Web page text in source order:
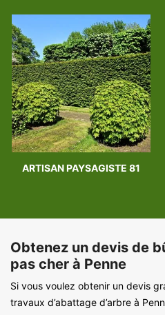
ARTISAN PAYSAGISTE 81
Obtenez un devis de
pas cher à Penne
Si vous voulez obtenir un devis
travaux d’abattage d’arbre à